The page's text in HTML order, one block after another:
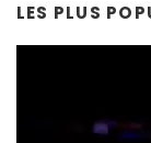
LES PLUS